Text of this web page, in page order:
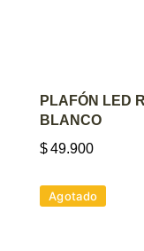
PLAFÓN LED
BLANCO
$49.900
Agotado